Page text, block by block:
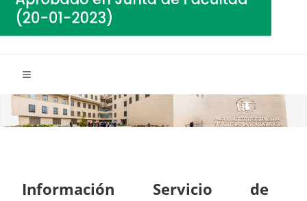
Información Servicio de